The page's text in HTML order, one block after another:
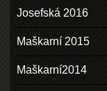
Josefská 2016
Maškarní 2015
Maškarní2014